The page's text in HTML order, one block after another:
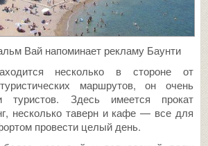
Вай напоминает рекламу Баунти
несколько в стороне от
маршрутов, он очень
туристов. Здесь имеется прокат
несколько таверн и кафе — все для
провести целый день.